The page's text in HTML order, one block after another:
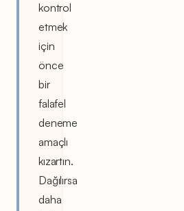
kontrol
etmek
için
önce
bir
falafel
deneme
amaçlı
kızartın.
Dağılırsa
daha